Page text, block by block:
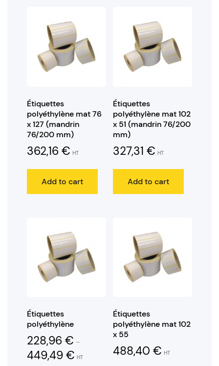
Étiquettes
polyéthylène mat 76
x 127 (mandrin
76/200 mm)
362,16 € HT
Add to cart
Étiquettes
polyéthylène mat 102
x 51 (mandrin 76/200
mm)
327,31 € HT
Add to cart
Étiquettes
polyéthylène
228,96 € –
449,49 € HT
Étiquettes
polyéthylène mat 102
x 55
488,40 € HT